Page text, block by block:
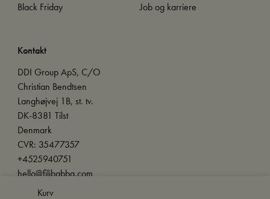
Kurv
Black Friday
Job og karriere
Kontakt
DDI Group ApS, C/O
Christian Bendtsen
Langhøjvej 1B, st. tv.
DK-8381 Tilst
Denmark
CVR: 35477357
+4525940751
hello@filibabba.com